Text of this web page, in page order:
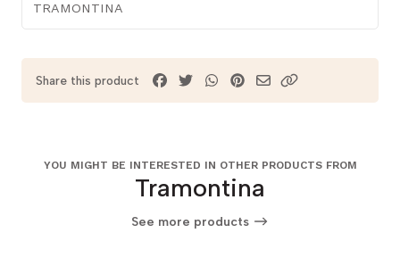
TRAMONTINA
Share this product
YOU MIGHT BE INTERESTED IN OTHER PRODUCTS FROM
Tramontina
See more products